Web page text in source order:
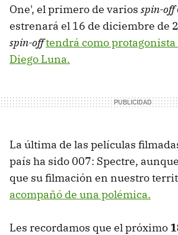
One', el primero de varios spin-off
estrenará el 16 de diciembre de
spin-offtendrá como
Diego Luna.
La última de las películas
país ha sido 007: Spectre,
que su filmación en nuestro
acompañó de una polémica.
Les recordamos que el próximo